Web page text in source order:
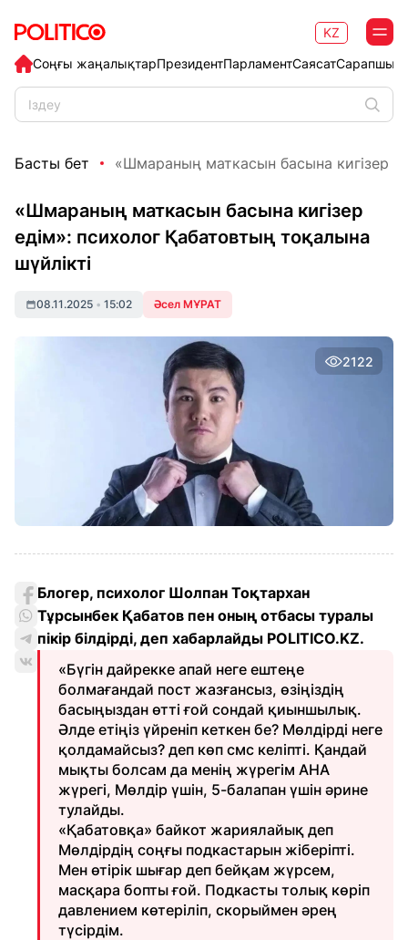
Соңғы жаңалықтарПрезидентПарламентСаясат
KZ
Басты бет «Шмараның маткасын басына кигізер
«Шмараның маткасын басына кигізер
едім»: психолог Қабатовтың тоқалына
шүйлікті
08.11.2025 • 15:02 Әсел МҰРАТ
2122
Блогер, психолог Шолпан Тоқтархан
Тұрсынбек Қабатов пен оның отбасы туралы
пікір білдірді, деп хабарлайды POLITICO.KZ.
«Бүгін дайрекке апай неге ештеңе
болмағандай пост жазғансыз, өзіңіздің
басыңыздан өтті ғой сондай қиыншылық.
Әлде етіңіз үйреніп кеткен бе? Мөлдірді неге
қолдамайсыз? деп көп смс келіпті. Қандай
мықты болсам да менің жүрегім АНА
жүрегі, Мөлдір үшін, 5-балапан үшін әрине
тулайды.
«Қабатовқа» байкот жариялайық деп
Мөлдірдің соңғы подкастарын жіберіпті.
Мен өтірік шығар деп бейқам жүрсем,
масқара бопты ғой. Подкасты толық көріп
давлением көтеріліп, скорыймен әрең
түсірдім.